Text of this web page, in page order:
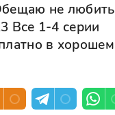
не любить
Все 1-4 серии
в хорошем